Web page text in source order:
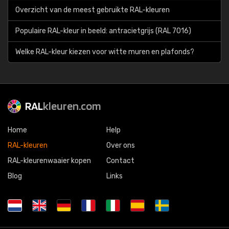
Overzicht van de meest gebruikte RAL-kleuren
Populaire RAL-kleur in beeld: antracietgrijs (RAL 7016)
Welke RAL-kleur kiezen voor witte muren en plafonds?
RALkleuren.com
Home
RAL-kleuren
RAL-kleurenwaaier kopen
Blog
Help
Over ons
Contact
Links